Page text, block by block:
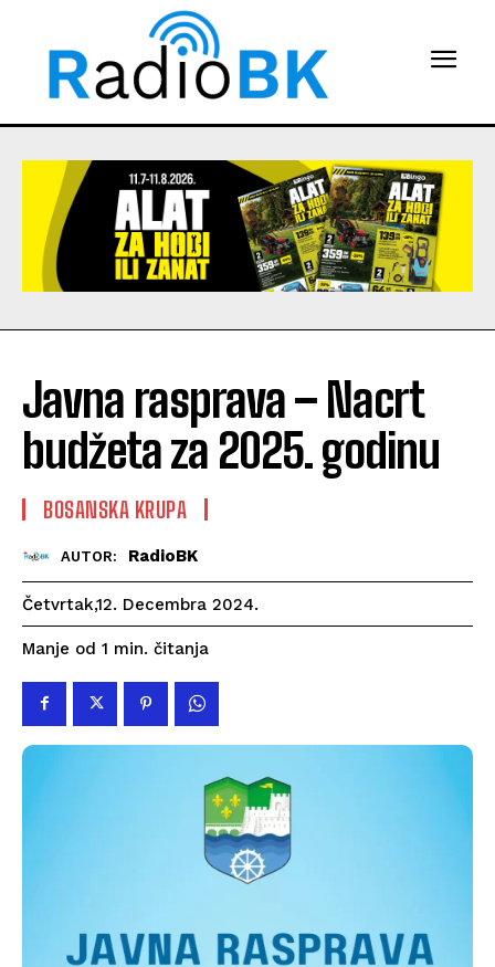
Javna rasprava – Nacrt
budžeta za 2025. godinu
BOSANSKA KRUPA
AUTOR: RadioBK
Četvrtak,12. Decembra 2024.
Manje od 1 min. čitanja